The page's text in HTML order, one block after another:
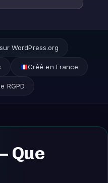
WordPress.org
Créé en France
RGPD
Que